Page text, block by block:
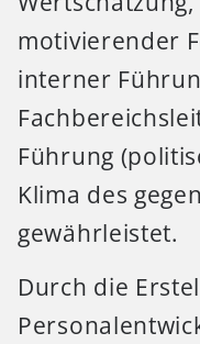
motivierender
interner
Führung
Klima des
gewährleistet.
Durch die